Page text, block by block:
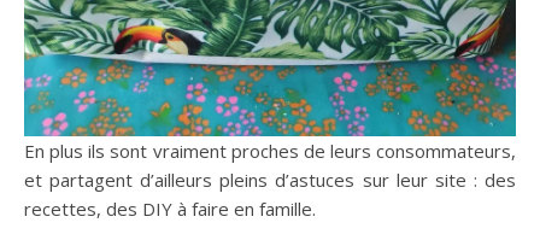
En plus ils sont vraiment proches de leurs consommateurs,
et partagent d’ailleurs pleins d’astuces sur leur site : des
recettes, des DIY à faire en famille.